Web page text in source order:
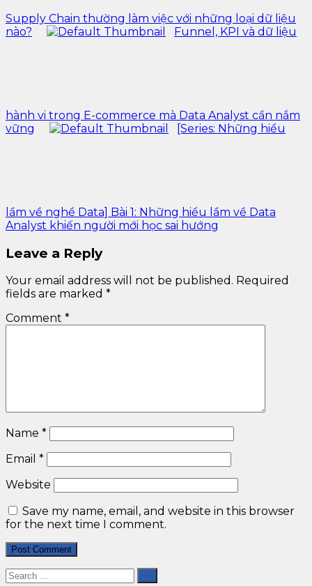
Supply Chain thường làm việc với những loại dữ liệu
nào?
Funnel, KPI và dữ liệu
hành vi trong E-commerce mà Data Analyst cần nắm
vững
[Series: Những hiểu
lầm về nghề Data] Bài 1: Những hiểu lầm về Data
Analyst khiến người mới học sai hướng
Leave a Reply
Your email address will not be published. Required
fields are marked *
Comment *
Name *
Email *
Website
Save my name, email, and website in this browser
for the next time I comment.